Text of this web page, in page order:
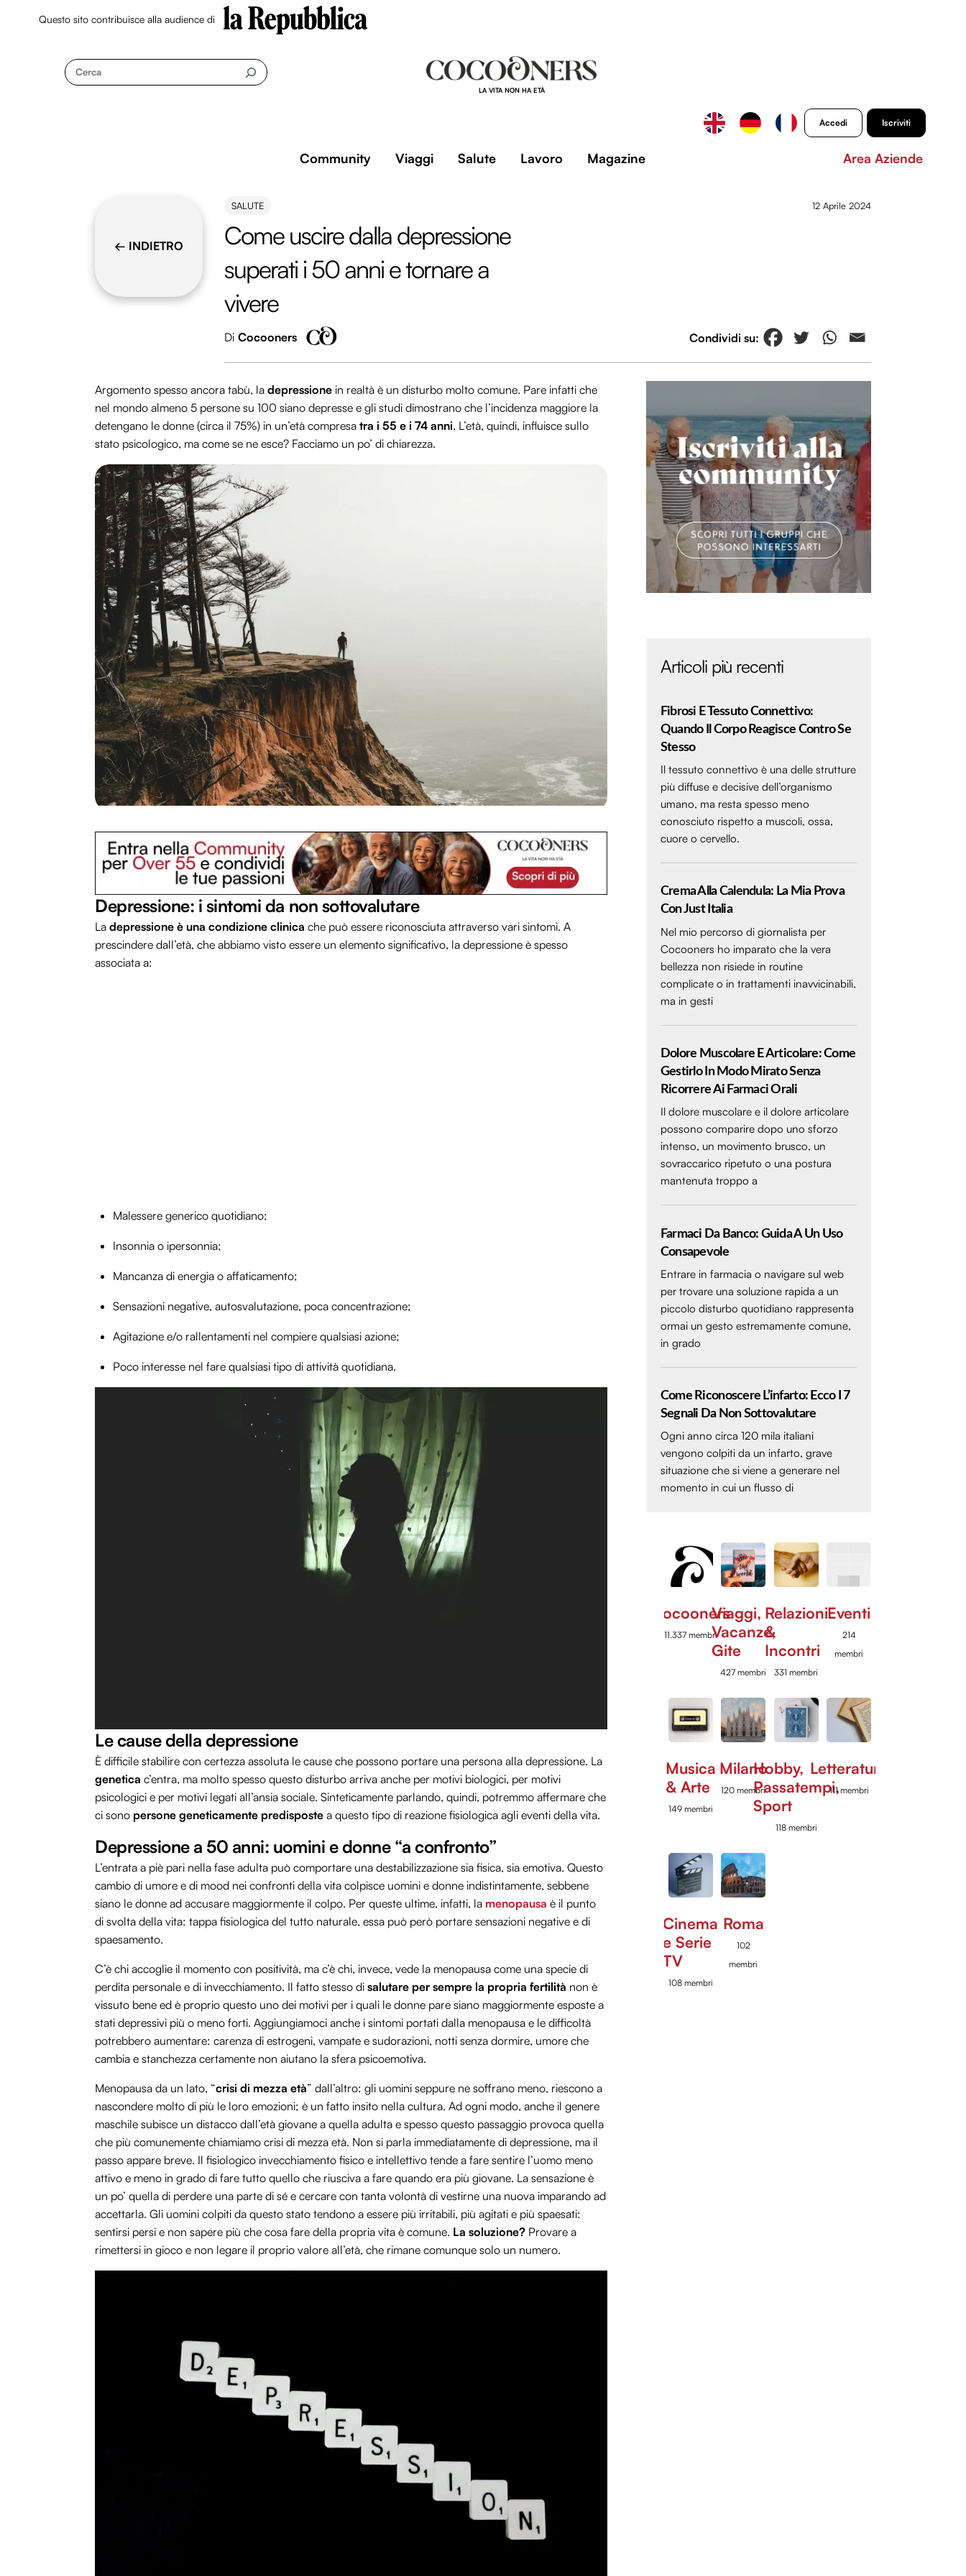
Questo sito contribuisce alla audience di
Cerca
LA VITA NON HA ETÀ
Accedi Iscriviti
Community Viaggi Salute Lavoro Magazine Area Aziende
← INDIETRO
SALUTE 12 Aprile 2024
Come uscire dalla depressione
superati i 50 anni e tornare a
vivere
Di Cocooners
Argomento spesso ancora tabù, la depressione in realtà è un disturbo molto comune. Pare infatti che
nel mondo almeno 5 persone su 100 siano depresse e gli studi dimostrano che l’incidenza maggiore la
detengano le donne (circa il 75%) in un’età compresa tra i 55 e i 74 anni. L’età, quindi, influisce sullo
stato psicologico, ma come se ne esce? Facciamo un po’ di chiarezza.
Depressione: i sintomi da non sottovalutare
La depressione è una condizione clinica che può essere riconosciuta attraverso vari sintomi. A
prescindere dall’età, che abbiamo visto essere un elemento significativo, la depressione è spesso
associata a:
Malessere generico quotidiano;
Insonnia o ipersonnia;
Mancanza di energia o affaticamento;
Sensazioni negative, autosvalutazione, poca concentrazione;
Agitazione e/o rallentamenti nel compiere qualsiasi azione;
Poco interesse nel fare qualsiasi tipo di attività quotidiana.
Le cause della depressione
È difficile stabilire con certezza assoluta le cause che possono portare una persona alla depressione. La
genetica c’entra, ma molto spesso questo disturbo arriva anche per motivi biologici, per motivi
psicologici e per motivi legati all’ansia sociale. Sinteticamente parlando, quindi, potremmo affermare che
ci sono persone geneticamente predisposte a questo tipo di reazione fisiologica agli eventi della vita.
Depressione a 50 anni: uomini e donne “a confronto”
L’entrata a piè pari nella fase adulta può comportare una destabilizzazione sia fisica, sia emotiva. Questo
cambio di umore e di mood nei confronti della vita colpisce uomini e donne indistintamente, sebbene
siano le donne ad accusare maggiormente il colpo. Per queste ultime, infatti, la menopausa è il punto
di svolta della vita: tappa fisiologica del tutto naturale, essa può però portare sensazioni negative e di
spaesamento.
C’è chi accoglie il momento con positività, ma c’è chi, invece, vede la menopausa come una specie di
perdita personale e di invecchiamento. Il fatto stesso di salutare per sempre la propria fertilità non è
vissuto bene ed è proprio questo uno dei motivi per i quali le donne pare siano maggiormente esposte a
stati depressivi più o meno forti. Aggiungiamoci anche i sintomi portati dalla menopausa e le difficoltà
potrebbero aumentare: carenza di estrogeni, vampate e sudorazioni, notti senza dormire, umore che
cambia e stanchezza certamente non aiutano la sfera psicoemotiva.
Menopausa da un lato, “crisi di mezza età” dall’altro: gli uomini seppure ne soffrano meno, riescono a
nascondere molto di più le loro emozioni; è un fatto insito nella cultura. Ad ogni modo, anche il genere
maschile subisce un distacco dall’età giovane a quella adulta e spesso questo passaggio provoca quella
che più comunemente chiamiamo crisi di mezza età. Non si parla immediatamente di depressione, ma il
passo appare breve. Il fisiologico invecchiamento fisico e intellettivo tende a fare sentire l’uomo meno
attivo e meno in grado di fare tutto quello che riusciva a fare quando era più giovane. La sensazione è
un po’ quella di perdere una parte di sé e cercare con tanta volontà di vestirne una nuova imparando ad
accettarla. Gli uomini colpiti da questo stato tendono a essere più irritabili, più agitati e più spaesati:
sentirsi persi e non sapere più che cosa fare della propria vita è comune. La soluzione? Provare a
rimettersi in gioco e non legare il proprio valore all’età, che rimane comunque solo un numero.
Articoli più recenti
Fibrosi E Tessuto Connettivo:
Quando Il Corpo Reagisce Contro Se
Stesso
Il tessuto connettivo è una delle strutture
più diffuse e decisive dell’organismo
umano, ma resta spesso meno
conosciuto rispetto a muscoli, ossa,
cuore o cervello.
Crema Alla Calendula: La Mia Prova
Con Just Italia
Nel mio percorso di giornalista per
Cocooners ho imparato che la vera
bellezza non risiede in routine
complicate o in trattamenti inavvicinabili,
ma in gesti
Dolore Muscolare E Articolare: Come
Gestirlo In Modo Mirato Senza
Ricorrere Ai Farmaci Orali
Il dolore muscolare e il dolore articolare
possono comparire dopo uno sforzo
intenso, un movimento brusco, un
sovraccarico ripetuto o una postura
mantenuta troppo a
Farmaci Da Banco: Guida A Un Uso
Consapevole
Entrare in farmacia o navigare sul web
per trovare una soluzione rapida a un
piccolo disturbo quotidiano rappresenta
ormai un gesto estremamente comune,
in grado
Come Riconoscere L’infarto: Ecco I 7
Segnali Da Non Sottovalutare
Ogni anno circa 120 mila italiani
vengono colpiti da un infarto, grave
situazione che si viene a generare nel
momento in cui un flusso di
Cocooners
11.337 membri
Viaggi,
Vacanze,
Gite
427 membri
Relazioni
&
Incontri
331 membri
Eventi
214
membri
Musica
& Arte
149 membri
Milano
120 membri
Hobby,
Passatempi,
Sport
118 membri
Letteratura
111 membri
Cinema
e Serie
TV
108 membri
Roma
102
membri